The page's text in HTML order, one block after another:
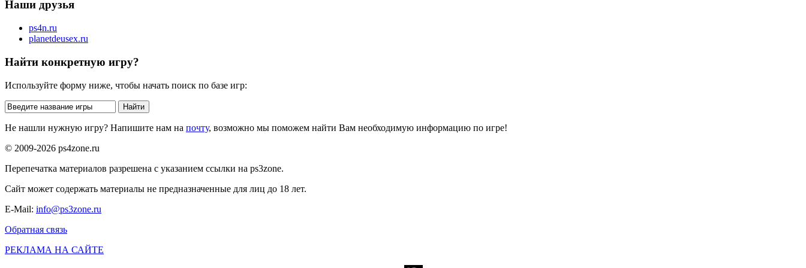
Наши друзья
ps4n.ru
planetdeusex.ru
Найти конкретную игру?
Используйте форму ниже, чтобы начать поиск по базе игр:
Не нашли нужную игру? Напишите нам на почту, возможно мы поможем найти Вам необходимую информацию по игре!
© 2009-2026 ps4zone.ru
Перепечатка материалов разрешена с указанием ссылки на ps3zone.
Сайт может содержать материалы не предназначенные для лиц до 18 лет.
E-Mail: info@ps3zone.ru
Обратная связь
РЕКЛАМА НА САЙТЕ